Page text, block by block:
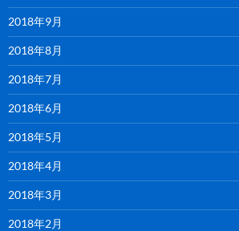
2018年9月
2018年8月
2018年7月
2018年6月
2018年5月
2018年4月
2018年3月
2018年2月